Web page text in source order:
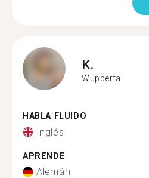
K.
Wuppertal
HABLA FLUIDO
Inglés
APRENDE
Alemán